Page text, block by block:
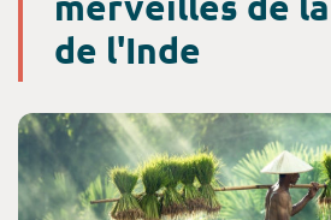
de l'Inde